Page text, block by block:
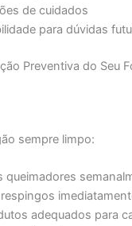
de cuidados
para dúvidas
Preventiva do Seu
sempre limpo:
queimadores
adequados para